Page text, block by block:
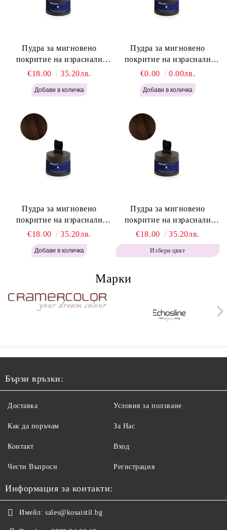
Пудра за мигновено
покритие на израснали
корени Русо - Labor Pro
Instant Retouch Powder -
Blonde H645
€18.00 35.20лв.
Пудра за мигновено
покритие на израснали
корени Светло Кафяво -
Labor Pro Instant Retouch
Powder - Light Brown H644
€0.00 0.00лв.
Пудра за мигновено
покритие на израснали
корени Топло Кафяво -
Labor Pro Instant Retouch
Powder - Warm Brown H643
€18.00 35.20лв.
Пудра за мигновено
покритие на израснали
корени Кафяво - Labor Pro
Instant Retouch Powder -
Brown H642
€18.00 35.20лв.
Избери цвят
Марки
Бързи връзки:
Доставка
Как да поръчам
Контакт
Чести Въпроси
Условия за ползване
За Нас
Вход
Регистрация
Информация за контакти:
Имейл: sales@kosaistil.bg